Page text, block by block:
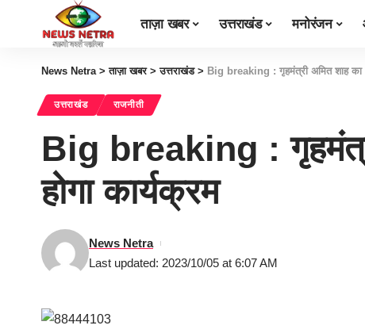
ताज़ा खबर उत्तराखंड मनोरंजन
News Netra>ताज़ा खबर>उत्तराखंड> Big breaking : गृहमंत्री अमित शाह का
उत्तराखंड राजनीती
Big breaking :
होगा कार्यक्रम
Last updated: 2023/10/05 at 6:07 AM
News Netra